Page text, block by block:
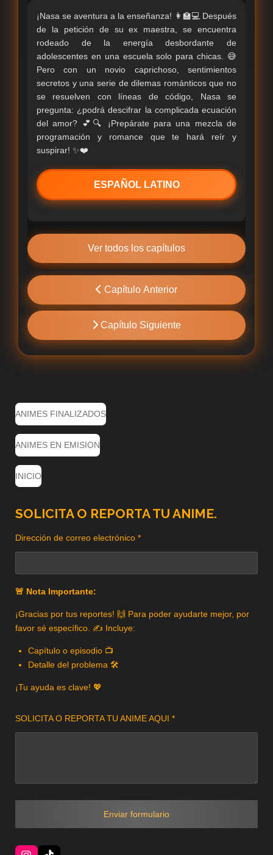
¡Nasa se aventura a la enseñanza! 👩‍🏫💻 Después
de la petición de su ex maestra, se encuentra
rodeado de la energía desbordante de
adolescentes en una escuela solo para chicas. 😅
Pero con un novio caprichoso, sentimientos
secretos y una serie de dilemas románticos que no
se resuelven con líneas de código, Nasa se
pregunta: ¿podrá descifrar la complicada ecuación
del amor? 💕🔍 ¡Prepárate para una mezcla de
programación y romance que te hará reír y
suspirar! ✨❤️
ESPAÑOL LATINO
Ver todos los capítulos
Capítulo Anterior
Capítulo Siguiente
ANIMES FINALIZADOS
ANIMES EN EMISION
INICIO
SOLICITA O REPORTA TU ANIME.
Dirección de correo electrónico *
🚨 Nota Importante:
¡Gracias por tus reportes! 🙌 Para poder ayudarte mejor, por
favor sé específico. ✍️ Incluye:
Capítulo o episodio 📺
Detalle del problema 🛠️
¡Tu ayuda es clave! 💖
SOLICITA O REPORTA TU ANIME AQUI *
Enviar formulario